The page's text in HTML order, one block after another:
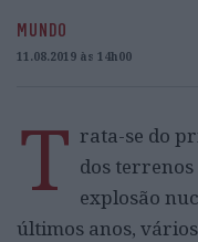
MUNDO
11.08.2019 às 14h00
T rata-se do
dos
explosão
últimos anos,